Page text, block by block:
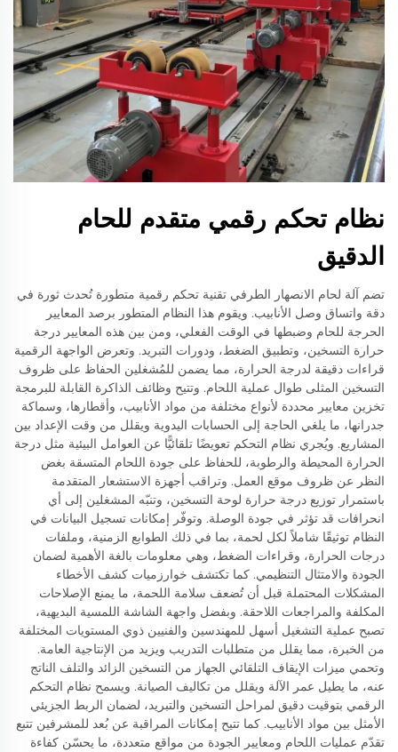
نظام تحكم رقمي متقدم للحام
الدقيق
تضم آلة لحام الانصهار الطرفي تقنية تحكم رقمية متطورة تُحدث ثورة في
دقة واتساق وصل الأنابيب. ويقوم هذا النظام المتطور برصد المعايير
الحرجة للحام وضبطها في الوقت الفعلي، ومن بين هذه المعايير درجة
حرارة التسخين، وتطبيق الضغط، ودورات التبريد. وتعرض الواجهة الرقمية
قراءات دقيقة لدرجة الحرارة، مما يضمن للمُشغلين الحفاظ على ظروف
التسخين المثلى طوال عملية اللحام. وتتيح وظائف الذاكرة القابلة للبرمجة
تخزين معايير محددة لأنواع مختلفة من مواد الأنابيب، وأقطارها، وسماكة
جدرانها، ما يلغي الحاجة إلى الحسابات اليدوية ويقلل من وقت الإعداد بين
المشاريع. ويُجري نظام التحكم تعويضًا تلقائيًّا عن العوامل البيئية مثل درجة
الحرارة المحيطة والرطوبة، للحفاظ على جودة اللحام المتسقة بغض
النظر عن ظروف موقع العمل. وتراقب أجهزة الاستشعار المتقدمة
باستمرار توزيع درجة حرارة لوحة التسخين، وتنبّه المشغلين إلى أي
انحرافات قد تؤثر في جودة الوصلة. وتوفّر إمكانات تسجيل البيانات في
النظام توثيقًا شاملاً لكل لحمة، بما في ذلك الطوابع الزمنية، وملفات
درجات الحرارة، وقراءات الضغط، وهي معلومات بالغة الأهمية لضمان
الجودة والامتثال التنظيمي. كما تكتشف خوارزميات كشف الأخطاء
المشكلات المحتملة قبل أن تُضعف سلامة اللحمة، ما يمنع الإصلاحات
المكلفة والمراجعات اللاحقة. وبفضل واجهة الشاشة اللمسية البديهية،
تصبح عملية التشغيل أسهل للمهندسين والفنيين ذوي المستويات المختلفة
من الخبرة، مما يقلل من متطلبات التدريب ويزيد من الإنتاجية العامة.
وتحمي ميزات الإيقاف التلقائي الجهاز من التسخين الزائد والتلف الناتج
عنه، ما يطيل عمر الآلة ويقلل من تكاليف الصيانة. ويسمح نظام التحكم
الرقمي بتوقيت دقيق لمراحل التسخين والتبريد، لضمان الربط الجزيئي
الأمثل بين مواد الأنابيب. كما تتيح إمكانات المراقبة عن بُعد للمشرفين تتبع
تقدّم عمليات اللحام ومعايير الجودة من مواقع متعددة، ما يحسّن كفاءة